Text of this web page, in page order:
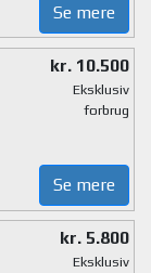
Se mere
kr. 10.500
Eksklusiv
forbrug
Se mere
kr. 5.800
Eksklusiv